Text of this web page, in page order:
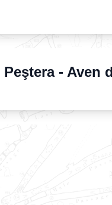
Peştera - Aven